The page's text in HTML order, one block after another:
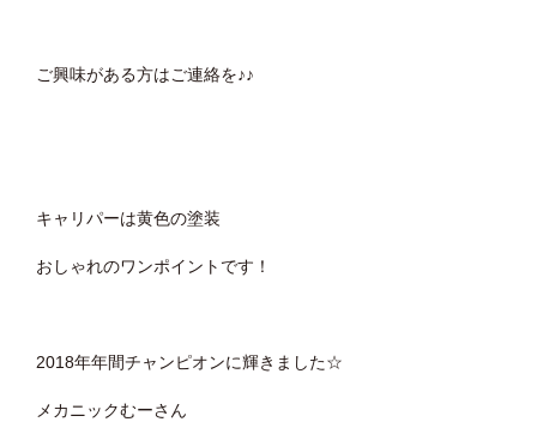
ご興味がある方はご連絡を♪♪
キャリパーは黄色の塗装
おしゃれのワンポイントです！
2018年年間チャンピオンに輝きました☆
メカニックむーさん